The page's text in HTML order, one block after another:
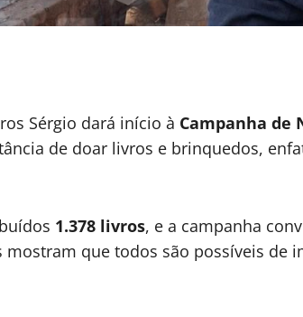
Sérgio dará início à Campanha de
de doar livros e brinquedos,
1.378 livros, e a campanha
que todos são possíveis de